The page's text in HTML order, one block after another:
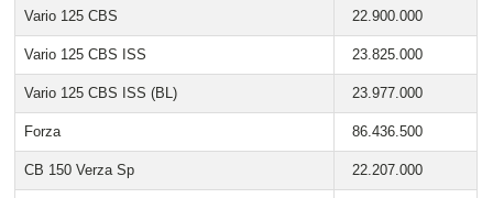
Vario 125 CBS 22.900.000
Vario 125 CBS ISS 23.825.000
Vario 125 CBS ISS (BL) 23.977.000
Forza 86.436.500
CB 150 Verza Sp 22.207.000